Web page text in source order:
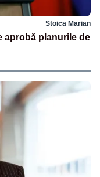
Stoica Marian
aprobă planurile de